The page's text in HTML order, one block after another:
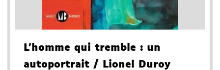
L'homme qui tremble : un
autoportrait / Lionel Duroy